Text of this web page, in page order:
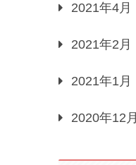
2021年4月
2021年2月
2021年1月
2020年12月